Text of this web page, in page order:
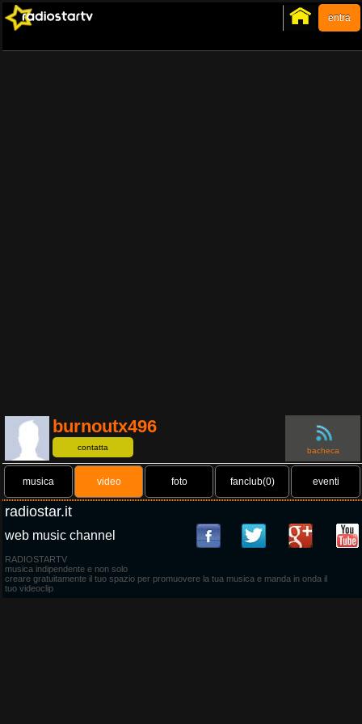
entra
burnoutx496
contatta bacheca
musica video foto fanclub(0) eventi
radiostar.it
web music channel
RADIOSTARTV
musica indipendente e non solo
creare gratuitamente il tuo spazio per promuovere la tua musica e manda in onda il
tuo videoclip